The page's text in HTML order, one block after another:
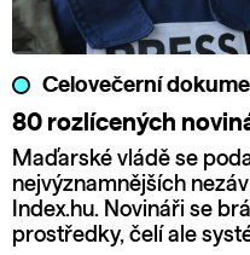
Celovečerní
80 rozlícených
Maďarské vládě se
nejvýznamnějších
Index.hu. Novináři se
prostředky, čelí ale